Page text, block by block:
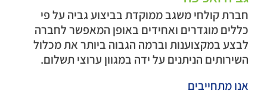
חברת קולחי משגב ממוקדת בביצוע גביה על פי
כללים מוגדרים ואחידים באופן המאפשר לחברה
לבצע במקצוענות וברמה הגבוה ביותר את מכלול
השירותים הניתנים על ידה במגוון ערוצי תשלום.
אנו מתחייבים